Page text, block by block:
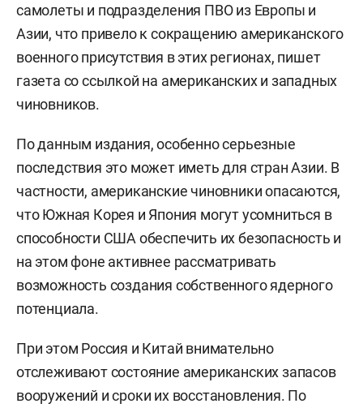
самолеты и подразделения ПВО из Европы и
Азии, что привело к сокращению американского
военного присутствия в этих регионах, пишет
газета со ссылкой на американских и западных
чиновников.
По данным издания, особенно серьезные
последствия это может иметь для стран Азии. В
частности, американские чиновники опасаются,
что Южная Корея и Япония могут усомниться в
способности США обеспечить их безопасность и
на этом фоне активнее рассматривать
возможность создания собственного ядерного
потенциала.
При этом Россия и Китай внимательно
отслеживают состояние американских запасов
вооружений и сроки их восстановления. По